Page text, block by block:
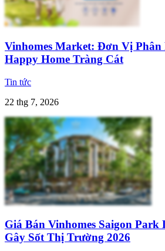
Vinhomes Market: Đơn Vị Phân
Happy Home Tràng Cát
Tin tức
22 thg 7, 2026
Giá Bán Vinhomes Saigon
Gây Sốt Thị Trường 2026